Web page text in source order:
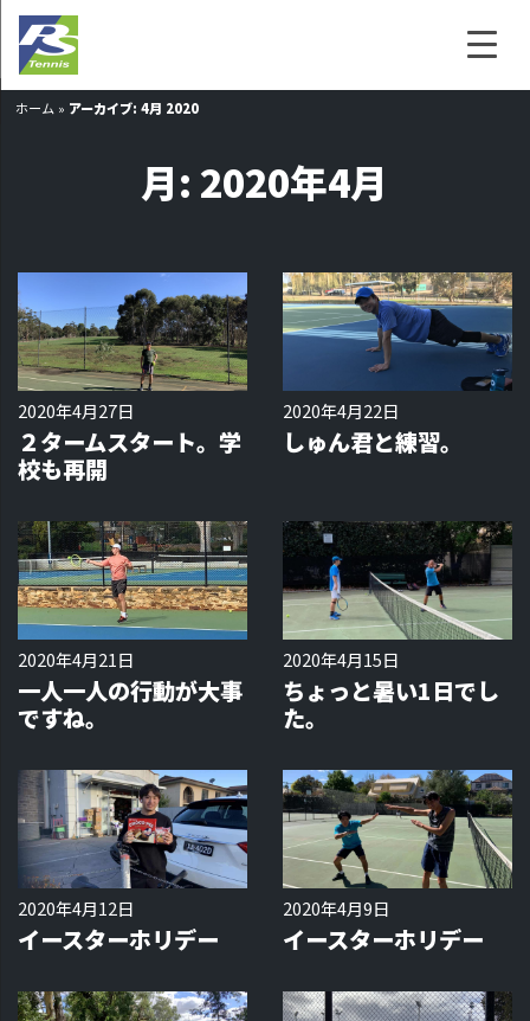
ホーム » アーカイブ: 4月 2020
月: 2020年4月
2020年4月27日
２タームスタート。学
校も再開
2020年4月22日
しゅん君と練習。
2020年4月21日
一人一人の行動が大事
ですね。
2020年4月15日
ちょっと暑い1日でし
た。
2020年4月12日
イースターホリデー
2020年4月9日
イースターホリデー